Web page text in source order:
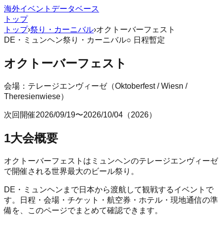
海外イベントデータベース
トップ
トップ›祭り・カーニバル›オクトーバーフェスト
DE ・ ミュンヘン祭り・カーニバル○ 日程暫定
オクトーバーフェスト
会場： テレージエンヴィーゼ（Oktoberfest / Wiesn /
Theresienwiese）
次回開催2026/09/19〜2026/10/04 （2026）
1大会概要
オクトーバーフェストはミュンヘンのテレージエンヴィーゼ
で開催される世界最大のビール祭り。
DE ・ ミュンヘン まで日本から渡航して観戦するイベントで
す。日程・会場・チケット・航空券・ホテル・現地通信の準
備を、このページでまとめて確認できます。